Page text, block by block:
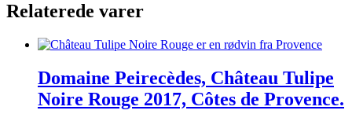
Relaterede varer
Domaine Peirecèdes, Château Tulipe
Noire Rouge 2017, Côtes de Provence.